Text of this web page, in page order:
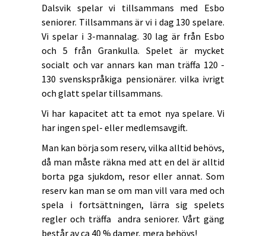
Dalsvik spelar vi tillsammans med Esbo
seniorer. Tillsammans är vi i dag 130 spelare.
Vi spelar i 3-mannalag. 30 lag är från Esbo
och 5 från Grankulla. Spelet är mycket
socialt och var annars kan man träffa 120 -
130 svenskspråkiga pensionärer. vilka ivrigt
och glatt spelar tillsammans.
Vi har kapacitet att ta emot nya spelare. Vi
har ingen spel- eller medlemsavgift.
Man kan börja som reserv, vilka alltid behövs,
då man måste räkna med att en del är alltid
borta pga sjukdom, resor eller annat. Som
reserv kan man se om man vill vara med och
spela i fortsättningen, lärra sig spelets
regler och träffa andra seniorer. Vårt gäng
består av ca 40 % damer, mera behövs!